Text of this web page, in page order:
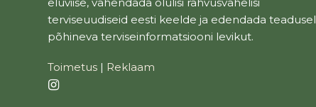
terviseuudiseid eesti keelde ja edendada teadusel
põhineva terviseinformatsiooni levikut.
Toimetus | Reklaam